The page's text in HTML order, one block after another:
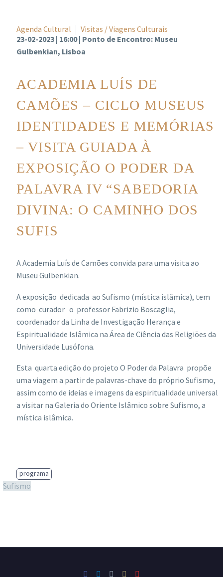
Agenda Cultural
Visitas / Viagens Culturais
23-02-2023 | 16:00 | Ponto de Encontro: Museu
Gulbenkian, Lisboa
ACADEMIA LUÍS DE
CAMÕES – CICLO MUSEUS
IDENTIDADES E MEMÓRIAS
– VISITA GUIADA À
EXPOSIÇÃO O PODER DA
PALAVRA IV “SABEDORIA
DIVINA: O CAMINHO DOS
SUFIS
A Academia Luís de Camões convida para uma visita ao
Museu Gulbenkian.
A exposição dedicada ao Sufismo (mística islâmica), tem
como curador o professor Fabrizio Boscaglia,
coordenador da Linha de Investigação Herança e
Espiritualidade Islâmica na Área de Ciência das Religiões da
Universidade Lusófona.
Esta quarta edição do projeto O Poder da Palavra propõe
uma viagem a partir de palavras-chave do próprio Sufismo,
assim como de ideias e imagens da espiritualidade universal
a visitar na Galeria do Oriente Islâmico sobre Sufismo, a
mística islâmica.
programa
Sufismo